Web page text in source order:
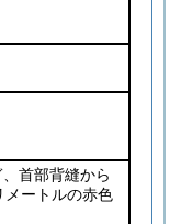
首部背縫から
メートルの赤色